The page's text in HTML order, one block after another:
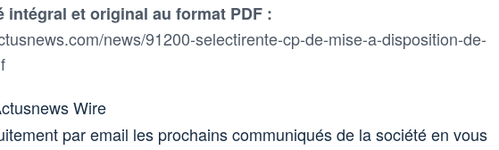
intégral et original au format PDF :
news/91200-selectirente-cp-de-mise-a-disposition-de-
Wire
par email les prochains communiqués de la société en vous